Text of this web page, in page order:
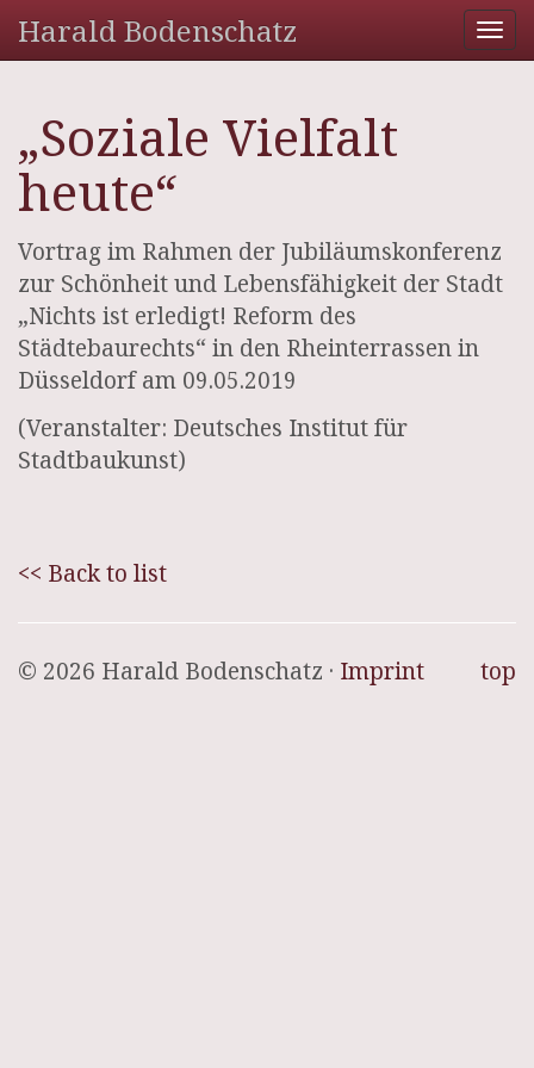
Harald Bodenschatz
„Soziale Vielfalt
heute“
Vortrag im Rahmen der Jubiläumskonferenz
zur Schönheit und Lebensfähigkeit der Stadt
„Nichts ist erledigt! Reform des
Städtebaurechts“ in den Rheinterrassen in
Düsseldorf am 09.05.2019
(Veranstalter: Deutsches Institut für
Stadtbaukunst)
<< Back to list
top
© 2026 Harald Bodenschatz · Imprint